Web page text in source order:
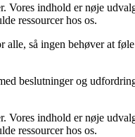
indhold er nøje
ressourcer hos os.
så ingen behøver at
beslutninger og
indhold er nøje
ressourcer hos os.